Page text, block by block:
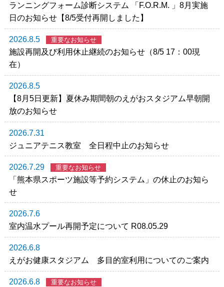
ランニングフォーム診断システム 「F.O.R.M. 」8月実施
日のお知らせ【8/5受付再開しました】
2026.8.5 重要なお知らせ
施設再開及び利用休止継続のお知らせ（8/5 17：00現
在）
2026.8.5
【8月5日更新】夏休み期間朝のえがおスタジアム早朝開
放のお知らせ
2026.7.31
ジュニアテニス教室 全日程中止のお知らせ
2026.7.29 重要なお知らせ
「熊本県スポーツ施設等予約システム」の休止のお知ら
せ
2026.7.6
室内温水プール再開予定について R08.05.29
2026.6.8
えがお健康スタジアム 多目的室利用についてのご案内
2026.6.8 重要なお知らせ